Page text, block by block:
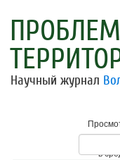
Научный журнал
* - в